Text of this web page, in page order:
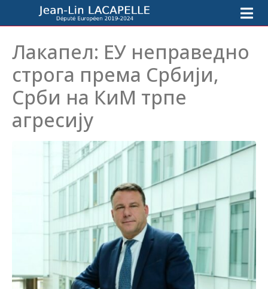
Лакапел: ЕУ неправедно
строга према Србији,
Срби на КиМ трпе
агресију